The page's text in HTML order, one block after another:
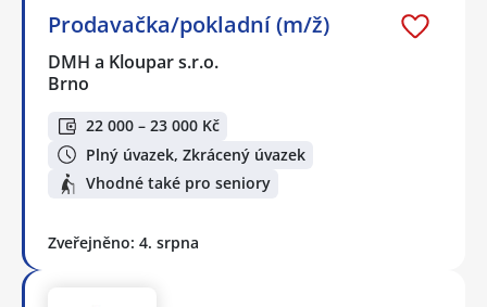
Prodavačka/pokladní (m/ž)
DMH a Kloupar s.r.o.
Brno
22 000 – 23 000 Kč
Plný úvazek, Zkrácený úvazek
Vhodné také pro seniory
Zveřejněno: 4. srpna